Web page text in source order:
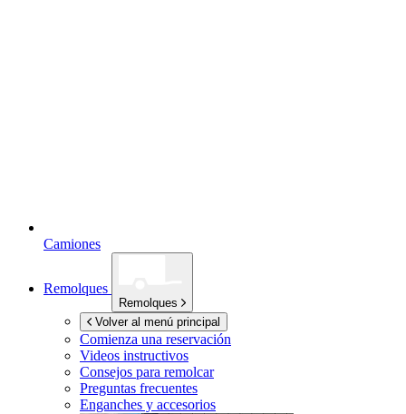
Camiones
Remolques
Remolques
Volver al menú principal
Comienza una reservación
Videos instructivos
Consejos para remolcar
Preguntas frecuentes
Enganches y accesorios